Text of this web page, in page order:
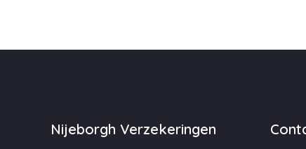
Nijeborgh Verzekeringen